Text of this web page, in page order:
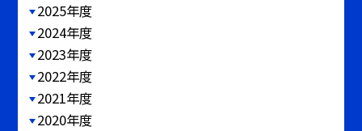
2025年度
2024年度
2023年度
2022年度
2021年度
2020年度